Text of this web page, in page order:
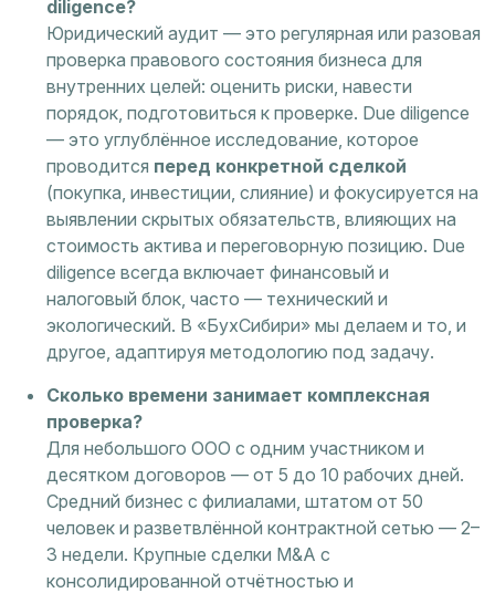
diligence?
Юридический аудит — это регулярная или разовая
проверка правового состояния бизнеса для
внутренних целей: оценить риски, навести
порядок, подготовиться к проверке. Due diligence
— это углублённое исследование, которое
проводится перед конкретной сделкой
(покупка, инвестиции, слияние) и фокусируется на
выявлении скрытых обязательств, влияющих на
стоимость актива и переговорную позицию. Due
diligence всегда включает финансовый и
налоговый блок, часто — технический и
экологический. В «БухСибири» мы делаем и то, и
другое, адаптируя методологию под задачу.
Сколько времени занимает комплексная
проверка?
Для небольшого ООО с одним участником и
десятком договоров — от 5 до 10 рабочих дней.
Средний бизнес с филиалами, штатом от 50
человек и разветвлённой контрактной сетью — 2–
3 недели. Крупные сделки M&A с
консолидированной отчётностью и